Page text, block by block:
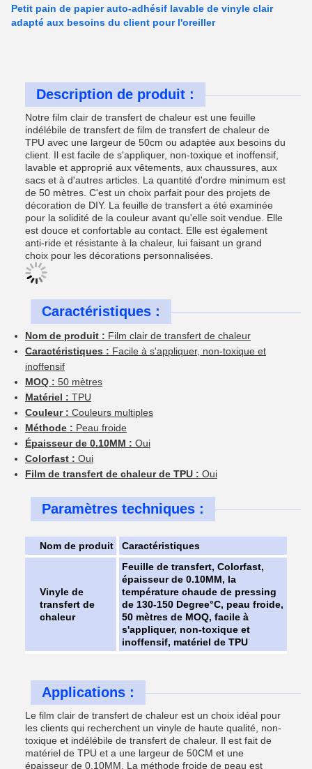
Petit pain de papier auto-adhésif lavable de vinyle clair
adapté aux besoins du client pour l'oreiller
Description de produit :
Notre film clair de transfert de chaleur est une feuille
indélébile de transfert de film de transfert de chaleur de
TPU avec une largeur de 50cm ou adaptée aux besoins du
client. Il est facile de s'appliquer, non-toxique et inoffensif,
lavable et approprié aux vêtements, aux chaussures, aux
sacs et à d'autres articles. La quantité d'ordre minimum est
de 50 mètres. C'est un choix parfait pour des projets de
décoration de DIY. La feuille de transfert a été examinée
pour la solidité de la couleur avant qu'elle soit vendue. Elle
est douce et confortable au contact. Elle est également
anti-ride et résistante à la chaleur, lui faisant un grand
choix pour les décorations personnalisées.
Caractéristiques :
Nom de produit : Film clair de transfert de chaleur
Caractéristiques : Facile à s'appliquer, non-toxique et
inoffensif
MOQ : 50 mètres
Matériel : TPU
Couleur : Couleurs multiples
Méthode : Peau froide
Épaisseur de 0.10MM : Oui
Colorfast : Oui
Film de transfert de chaleur de TPU : Oui
Paramètres techniques :
Nom de produit Caractéristiques
Vinyle de
transfert de
chaleur
Feuille de transfert, Colorfast,
épaisseur de 0.10MM, la
température chaude de pressing
de 130-150 Degree°C, peau froide,
50 mètres de MOQ, facile à
s'appliquer, non-toxique et
inoffensif, matériel de TPU
Applications :
Le film clair de transfert de chaleur est un choix idéal pour
les clients qui recherchent un vinyle de haute qualité, non-
toxique et indélébile de transfert de chaleur. Il est fait de
matériel de TPU et a une largeur de 50CM et une
épaisseur de 0.10MM. La méthode froide de peau est